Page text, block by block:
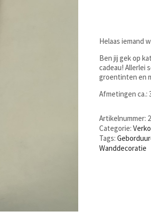
Helaas iemand
Ben jij gek op
cadeau! Allerlei
groentinten en
Afmetingen ca.:
Artikelnummer:
Categorie:
Tags:
Wanddecoratie